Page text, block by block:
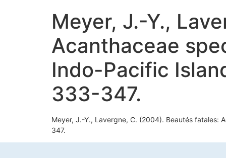
Meyer, J.-Y.,
Acanthaceae
Indo-Pacific
333-347.
Meyer, J.-Y., Lavergne, C. (2004). Beautés fatales:
347.